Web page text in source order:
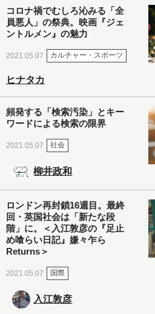
コロナ禍でむしろ沁みる「全
員悪人」の祭典。映画『ジェ
ントルメン』の魅力
2021.05.07 カルチャー・スポーツ
ヒナタカ
頻発する「検索汚染」とキー
ワードによる検索の限界
2021.05.07 社会
柳井政和
ロンドン再封鎖16週目。最終
回・英国社会は「新たな段
階」に。＜入江敦彦の『足止
め喰らい日記』嫌々乍ら
Returns＞
2021.05.07 国際
入江敦彦